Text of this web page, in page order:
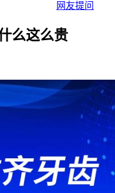
网友提问
么这么贵